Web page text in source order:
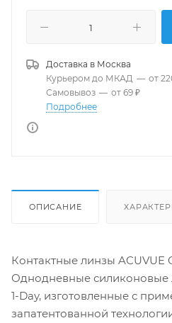
Доставка в Москва
Курьером до МКАД — от
Самовывоз — от 69 ₽
Подробнее
ОПИСАНИЕ
Контактные линзы ACUVUE
Однодневные силиконовые
1-Day, изготовленные с
запатентованной